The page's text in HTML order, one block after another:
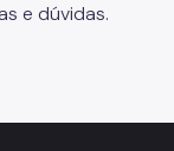
e dúvidas.